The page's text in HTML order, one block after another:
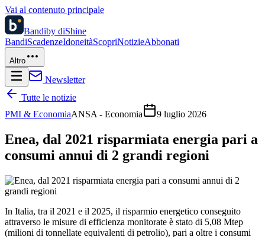
Vai al contenuto principale
Bandiby diShine
BandiScadenzeIdoneitàScopriNotizieAbbonati
Altro
Newsletter
Tutte le notizie
PMI & EconomiaANSA - Economia 9 luglio 2026
Enea, dal 2021 risparmiata energia pari a
consumi annui di 2 grandi regioni
In Italia, tra il 2021 e il 2025, il risparmio energetico conseguito
attraverso le misure di efficienza monitorate è stato di 5,08 Mtep
(milioni di tonnellate equivalenti di petrolio), pari a oltre i consumi